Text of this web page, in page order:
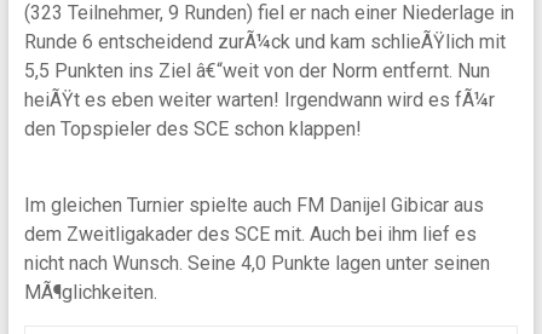
(323 Teilnehmer, 9 Runden) fiel er nach einer Niederlage in
Runde 6 entscheidend zurÃ¼ck und kam schlieÃŸlich mit
5,5 Punkten ins Ziel â€“weit von der Norm entfernt. Nun
heiÃŸt es eben weiter warten! Irgendwann wird es fÃ¼r
den Topspieler des SCE schon klappen!
Im gleichen Turnier spielte auch FM Danijel Gibicar aus
dem Zweitligakader des SCE mit. Auch bei ihm lief es
nicht nach Wunsch. Seine 4,0 Punkte lagen unter seinen
MÃ¶glichkeiten.